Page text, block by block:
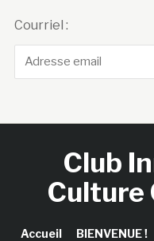
Courriel :
Club
Culture
Accueil BIENVENUE !